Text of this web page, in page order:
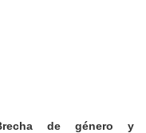
de género y